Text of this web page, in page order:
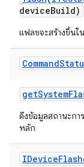
deviceBuild)
แฟลชจะสร้างขึ้น
Command
getSystem
ดึงข้อมูลสถานะกา
หลัก
IDevice